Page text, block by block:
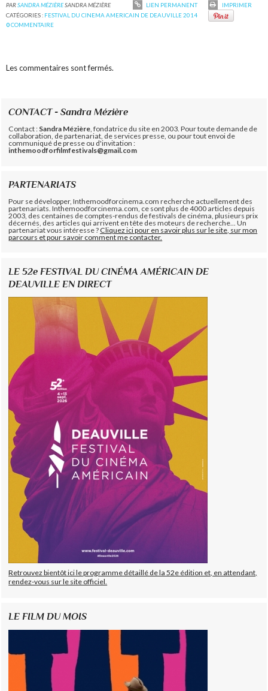
PARSANDRA MÉZIÈRESANDRA MÉZIÈRE LIEN PERMANENT
IMPRIMER
CATÉGORIES : FESTIVAL DU CINEMA AMERICAIN DE DEAUVILLE 2014
0COMMENTAIRE
Les commentaires sont fermés.
CONTACT - Sandra Mézière
Contact : Sandra Mézière , fondatrice du site en 2003. Pour toute demande de
collaboration, de partenariat, de services presse, ou pour tout envoi de
communiqué de presse ou d'invitation :
inthemoodforfilmfestivals@gmail.com
PARTENARIATS
Pour se développer, Inthemoodforcinema.com recherche actuellement des
partenariats. Inthemoodforcinema.com, ce sont plus de 4000 articles depuis
2003, des centaines de comptes-rendus de festivals de cinéma, plusieurs prix
décernés, des articles qui arrivent en tête des moteurs de recherche... Un
partenariat vous intéresse ?Cliquez ici pour en savoir plus sur le site, sur mon
parcours et pour savoir comment me contacter.
LE 52e FESTIVAL DU CINÉMA AMÉRICAIN DE
DEAUVILLE EN DIRECT
Retrouvez bientôt ici le programme détaillé de la 52e édition et, en attendant,
rendez-vous sur le site officiel.
LE FILM DU MOIS